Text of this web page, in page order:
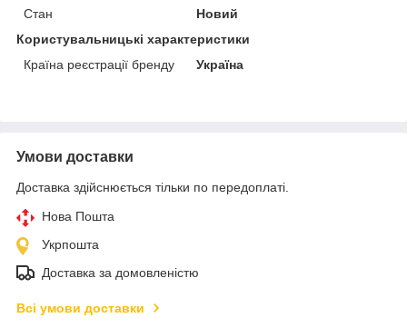
Стан
Новий
Користувальницькі характеристики
Країна реєстрації бренду
Україна
Умови доставки
Доставка здійснюється тільки по передоплаті.
Нова Пошта
Укрпошта
Доставка за домовленістю
Всі умови доставки